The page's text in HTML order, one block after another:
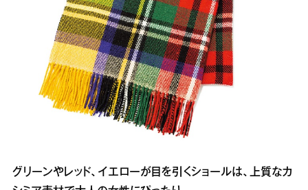
グリーンやレッド、イエローが目を引くショールは、上質なカ